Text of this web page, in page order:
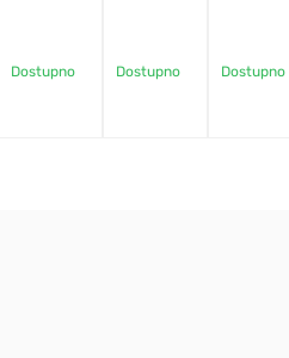
Dostupno Dostupno Dostupno